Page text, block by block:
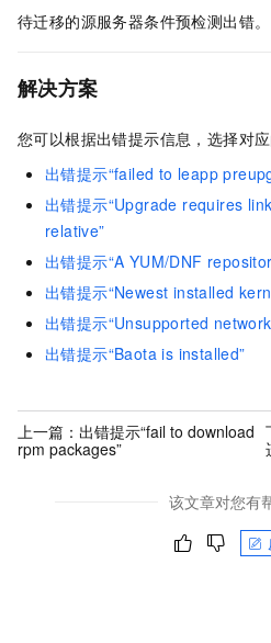
待迁移的源服务器条件预检测出错。
解决方案
您可以根据出错提示信息，选择对应
出错提示“failed to leapp
出错提示“Upgrade requires
relative”
出错提示“A YUM/DNF
出错提示“Newest installed
出错提示“Unsupported
出错提示“Baota is installed”
上一篇： 出错提示“fail to download
rpm packages”
该文章对您有